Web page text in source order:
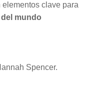
elementos clave para
mundo
Spencer.